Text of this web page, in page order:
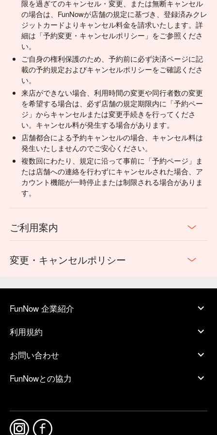
限を過ぎてのキャンセル・変更、または無断キャンセル
の場合は、FunNowが店舗の規定に基づき、登録済みクレ
ジットカードよりキャンセル料金を請求いたします。詳
細は「予約変更・キャンセルポリシー」をご参照くださ
い。
ご自身の権利保護のため、予約前に必ず決済ページに記
載の予約規定およびキャンセルポリシーをご確認くださ
い。
来店ができない場合、利用時間の変更や同行者数の変更
を希望する場合は、必ず店舗の規定期限内に「予約ペー
ジ」からキャンセルまたは変更手続きを行ってくださ
い。キャンセル料が発生する場合があります。
店舗都合による予約キャンセルの場合、キャンセル料は
発生いたしませんのでご安心ください。
複数回にわたり、規定に沿って事前に「予約ページ」ま
たは店舗への連絡を行わずにキャンセルされた場合、ア
カウント機能が一時停止または制限される場合がありま
す。
ご利用案内
変更・キャンセルポリシー
FunNow 企業紹介
利用規約
お問い合わせ
FunNowとの協力